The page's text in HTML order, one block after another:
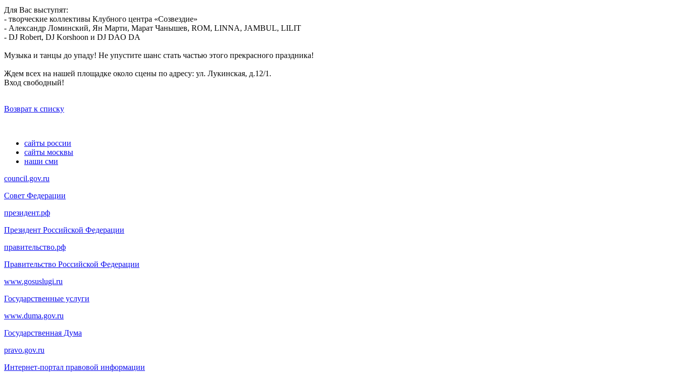
Для Вас выступят:
- творческие коллективы Клубного центра «Созвездие»
- Александр Ломинский, Ян Марти, Марат Чанышев, ROM, LINNA, JAMBUL, LILIT
- DJ Robert, DJ Korshoon и DJ DAO DA
Музыка и танцы до упаду! Не упустите шанс стать частью этого прекрасного праздника!
Ждем всех на нашей площадке около сцены по адресу: ул. Лукинская, д.12/1.
Вход свободный!
Возврат к списку
сайты россии
сайты москвы
наши сми
council.gov.ru
Совет Федерации
президент.рф
Президент Российской Федерации
правительство.рф
Правительство Российской Федерации
www.gosuslugi.ru
Государственные услуги
www.duma.gov.ru
Государственная Дума
pravo.gov.ru
Интернет-портал правовой информации